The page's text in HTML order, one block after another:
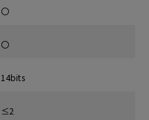
〇
〇
14bits
≤2